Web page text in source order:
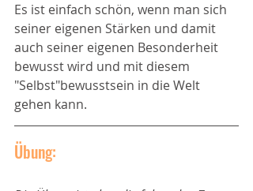
Es ist einfach schön, wenn man sich
seiner eigenen Stärken und damit
auch seiner eigenen Besonderheit
bewusst wird und mit diesem
"Selbst"bewusstsein in die Welt
gehen kann.
Übung: